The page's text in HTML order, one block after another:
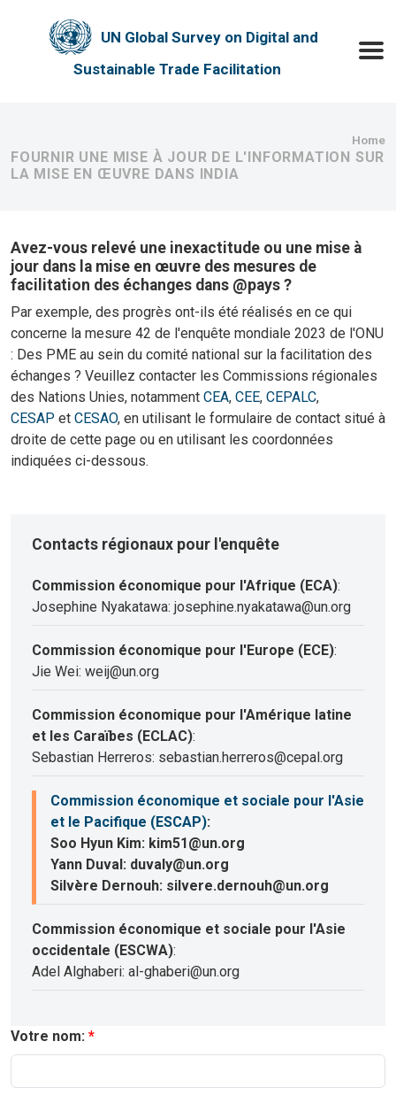
UN Global Survey on Digital and
Sustainable Trade Facilitation
Home
FOURNIR UNE MISE À JOUR DE L'INFORMATION SUR
LA MISE EN ŒUVRE DANS INDIA
Avez-vous relevé une inexactitude ou une mise à
jour dans la mise en œuvre des mesures de
facilitation des échanges dans @pays ?
Par exemple, des progrès ont-ils été réalisés en ce qui
concerne la mesure 42 de l'enquête mondiale 2023 de l'ONU
: Des PME au sein du comité national sur la facilitation des
échanges ? Veuillez contacter les Commissions régionales
des Nations Unies, notamment CEA, CEE, CEPALC,
CESAP et CESAO, en utilisant le formulaire de contact situé à
droite de cette page ou en utilisant les coordonnées
indiquées ci-dessous.
Contacts régionaux pour l'enquête
Commission économique pour l'Afrique (ECA):
Josephine Nyakatawa: josephine.nyakatawa@un.org
Commission économique pour l'Europe (ECE):
Jie Wei: weij@un.org
Commission économique pour l'Amérique latine
et les Caraïbes (ECLAC):
Sebastian Herreros: sebastian.herreros@cepal.org
Commission économique et sociale pour l'Asie
et le Pacifique (ESCAP):
Soo Hyun Kim: kim51@un.org
Yann Duval: duvaly@un.org
Silvère Dernouh: silvere.dernouh@un.org
Commission économique et sociale pour l'Asie
occidentale (ESCWA):
Adel Alghaberi: al-ghaberi@un.org
Votre nom: